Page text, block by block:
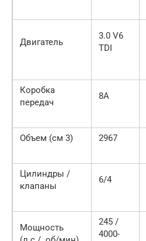
Двигатель
3.0 V6
TDI
Коробка
передач
8A
Объем (см 3) 2967
Цилиндры /
клапаны
6/4
Мощность
245 /
4000-